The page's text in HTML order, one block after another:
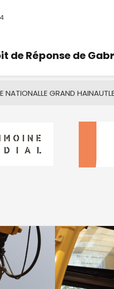
de Réponse de
NATIONALLE GRAND HAINAUT